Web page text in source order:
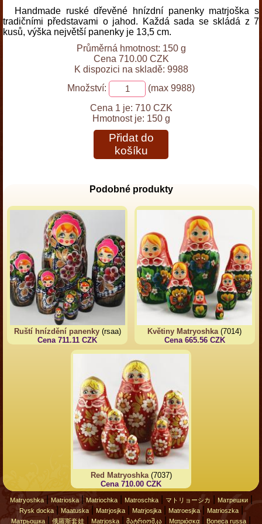
Handmade ruské dřevěné hnízdní panenky matrjoška s
tradičními představami o jahod. Každá sada se skládá z 7
kusů, výška největší panenky je 13,5 cm.
Průměrná hmotnost: 150 g
Cena 710.00 CZK
K dispozici na skladě: 9988
Množství:
(max 9988)
Cena 1 je: 710 CZK
Hmotnost je: 150 g
Přidat do
košíku
Podobné produkty
Ruští hnízdění panenky(rsaa)
Cena 711.11 CZK
Květiny Matryoshka(7014)
Cena 665.56 CZK
Red Matryoshka(7037)
Cena 710.00 CZK
Matryoshka| Matrioska| Matriochka| Matroschka| マトリョーシカ Матрешки|
Rysk docka| Maatuska| Matrjosjka| Matrjosjka| Matroesjka| Matrioszka|
Матрьошка 俄羅斯套娃 Matrjoska მატრიოშკა Ματριόσκα Boneca russa